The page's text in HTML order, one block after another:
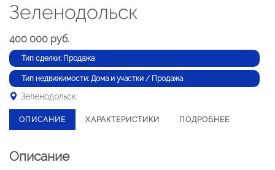
Зеленодольск
400 000 руб.
Тип сделки: Продажа
Тип недвижимости: Дома и участки / Продажа
Зеленодольск
ОПИСАНИЕ ХАРАКТЕРИСТИКИ ПОДРОБНЕЕ
Описание